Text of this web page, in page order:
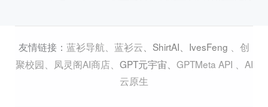
友情链接：蓝衫导航 、蓝衫云 、ShirtAI 、IvesFeng 、创
聚校园
、凤灵阁AI商店 、GPT元宇宙 、GPTMeta API 、AI
云原生